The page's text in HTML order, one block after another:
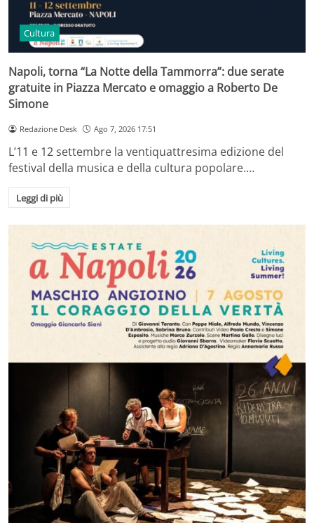
Cultura
Napoli, torna “La Notte della Tammorra”: due serate
gratuite in Piazza Mercato e omaggio a Roberto De
Simone
Redazione Desk Ago 7, 2026 17:51
L’11 e 12 settembre la ventiquattresima edizione del
festival della musica e della cultura popolare.…
Leggi di più